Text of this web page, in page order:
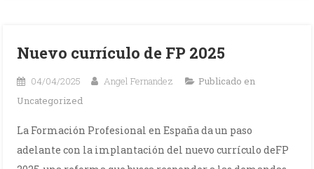
Nuevo currículo de FP 2025
04/04/2025 Angel Fernandez
Publicado en
Uncategorized
La Formación Profesional en España da un paso
adelante con la implantación del nuevo currículo deFP